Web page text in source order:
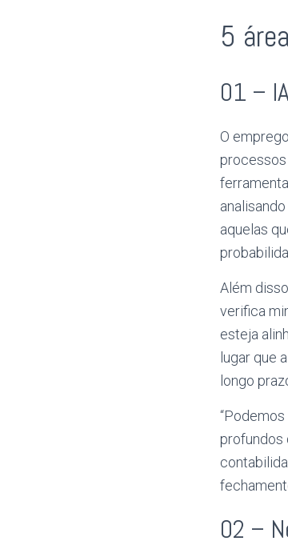
5
01 –
O
processos
aquelas
Além
verifica
esteja
lugar que
longo
profundos
02 –